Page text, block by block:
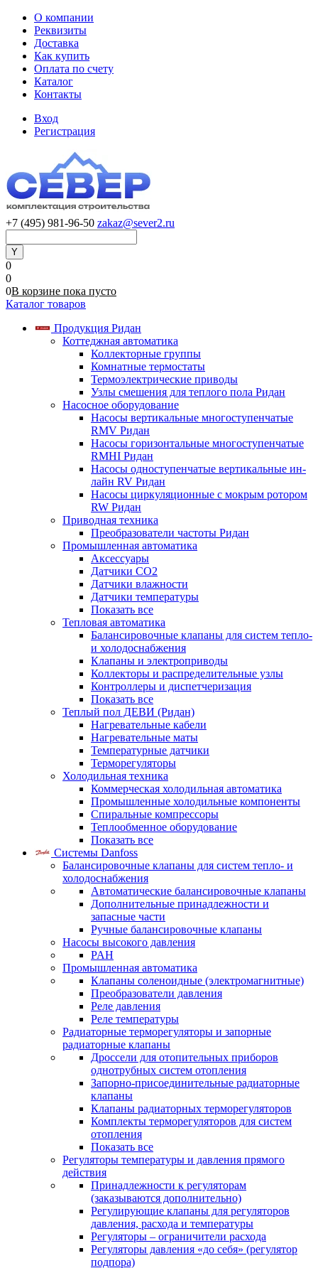
О компании
Реквизиты
Доставка
Как купить
Оплата по счету
Каталог
Контакты
Вход
Регистрация
+7 (495) 981-96-50 zakaz@sever2.ru
0
0
0В корзине пока пусто
Каталог товаров
Продукция Ридан
Коттеджная автоматика
Коллекторные группы
Комнатные термостаты
Термоэлектрические приводы
Узлы смешения для теплого пола Ридан
Насосное оборудование
Насосы вертикальные многоступенчатые
RMV Ридан
Насосы горизонтальные многоступенчатые
RMHI Ридан
Насосы одноступенчатые вертикальные ин-
лайн RV Ридан
Насосы циркуляционные с мокрым ротором
RW Ридан
Приводная техника
Преобразователи частоты Ридан
Промышленная автоматика
Аксессуары
Датчики CO2
Датчики влажности
Датчики температуры
Показать все
Тепловая автоматика
Балансировочные клапаны для систем тепло-
и холодоснабжения
Клапаны и электроприводы
Коллекторы и распределительные узлы
Контроллеры и диспетчеризация
Показать все
Теплый пол ДЕВИ (Ридан)
Нагревательные кабели
Нагревательные маты
Температурные датчики
Терморегуляторы
Холодильная техника
Коммерческая холодильная автоматика
Промышленные холодильные компоненты
Спиральные компрессоры
Теплообменное оборудование
Показать все
Системы Danfoss
Балансировочные клапаны для систем тепло- и
холодоснабжения
Автоматические балансировочные клапаны
Дополнительные принадлежности и
запасные части
Ручные балансировочные клапаны
Насосы высокого давления
PAH
Промышленная автоматика
Клапаны соленоидные (электромагнитные)
Преобразователи давления
Реле давления
Реле температуры
Радиаторные терморегуляторы и запорные
радиаторные клапаны
Дроссели для отопительных приборов
однотрубных систем отопления
Запорно-присоединительные радиаторные
клапаны
Клапаны радиаторных терморегуляторов
Комплекты терморегуляторов для систем
отопления
Показать все
Регуляторы температуры и давления прямого
действия
Принадлежности к регуляторам
(заказываются дополнительно)
Регулирующие клапаны для регуляторов
давления, расхода и температуры
Регуляторы – ограничители расхода
Регуляторы давления «до себя» (регулятор
подпора)